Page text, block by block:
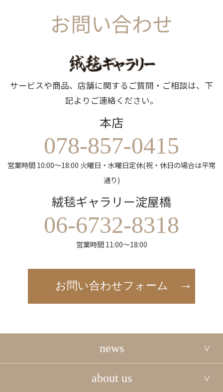
お問い合わせ
サービスや商品、店舗に関するご質問・ご相談は、下
記よりご連絡ください。
本店
078-857-0415
営業時間 10:00～18:00 火曜日・水曜日定休(祝・休日の場合は平常
通り)
絨毯ギャラリー淀屋橋
06-6732-8318
営業時間 11:00～18:00
お問い合わせフォーム
news
about us